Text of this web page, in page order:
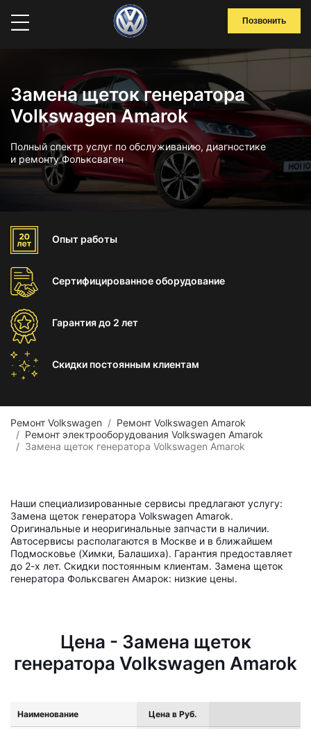
Позвонить
Замена щеток генератора
Volkswagen Amarok
Полный спектр услуг по обслуживанию, диагностике
и ремонту Фольксваген
Опыт работы
Сертифицированноеоборудование
Гарантиядо 2 лет
Скидки постоянным клиентам
Ремонт Volkswagen
Ремонт Volkswagen Amarok
Ремонт электрооборудования Volkswagen Amarok
Замена щеток генератора Volkswagen Amarok
Наши специализированные сервисы предлагают услугу:
Замена щеток генератора Volkswagen Amarok.
Оригинальные и неоригинальные запчасти в наличии.
Автосервисы располагаются в Москве и в ближайшем
Подмосковье (Химки, Балашиха). Гарантия предоставляет
до 2-х лет. Скидки постоянным клиентам. Замена щеток
генератора Фольксваген Амарок: низкие цены.
Цена - Замена щеток
генератора Volkswagen Amarok
Наименование Цена в Руб.